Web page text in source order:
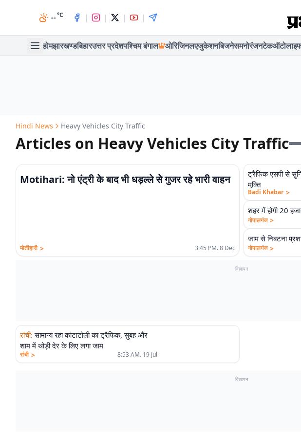
--°C | | | |
होमझारखण्डबिहारउत्तर प्रदेशपश्चिम बंगाल ओरिजिनलएजुकेशनबिजनेसमनोरंजनटेकऑटो
Hindi News Heavy Vehicles City Traffic
Articles on Heavy Vehicles City Traffic
Motihari: नो एंट्री के बाद भी धड़ल्ले से गुजर रहे भारी वाहन
मोतीहारी > 3:45 PM. 8 Dec
ट्रैफिक एसपी से
मुक्ति
Badi Khabar >
शहर में होगी 20
गोपालगंज >
जाम से निबटना
गोपालगंज >
विज्ञापन
रांची: सामान्य रहा कांटाटोली का ट्रैफिक, सुबह और
शाम में थोड़ी देर के लिए लगा जाम
रांची > 8:53 AM. 19 Jul
विज्ञापन